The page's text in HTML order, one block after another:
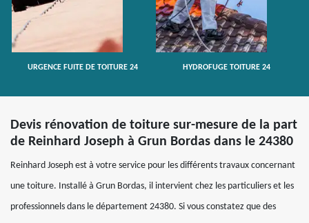
URGENCE FUITE DE TOITURE 24 HYDROFUGE TOITURE 24
Devis rénovation de toiture sur-mesure de la part
de Reinhard Joseph à Grun Bordas dans le 24380
Reinhard Joseph est à votre service pour les différents travaux concernant
une toiture. Installé à Grun Bordas, il intervient chez les particuliers et les
professionnels dans le département 24380. Si vous constatez que des